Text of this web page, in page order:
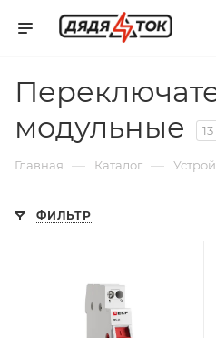
модульные
13
Главная — Каталог —
ФИЛЬТР